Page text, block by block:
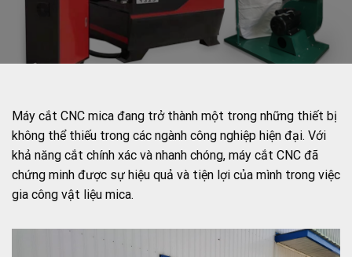
Máy cắt CNC mica đang trở thành một trong những thiết bị
không thể thiếu trong các ngành công nghiệp hiện đại. Với
khả năng cắt chính xác và nhanh chóng, máy cắt CNC đã
chứng minh được sự hiệu quả và tiện lợi của mình trong việc
gia công vật liệu mica.